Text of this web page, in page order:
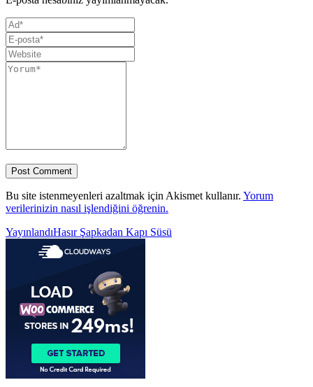
Bu site istenmeyenleri azaltmak için Akismet kullanır. Yorum
verilerinizin nasıl işlendiğini öğrenin.
Yazı
gezinmesi
YayınlandıHasır Şapkadan Kapı Süsü